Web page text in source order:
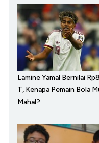
Lamine Yamal Bernilai
T, Kenapa Pemain Bola
Mahal?